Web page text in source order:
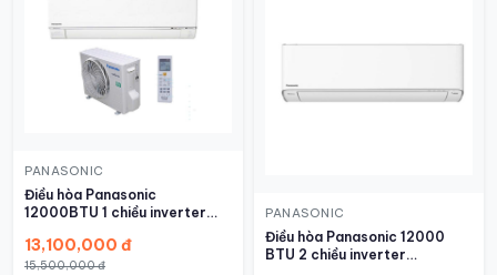
PANASONIC
Điều hòa Panasonic
12000BTU 1 chiều inverter
13,100,000 đ
15,500,000 đ
PANASONIC
Điều hòa Panasonic 12000
BTU 2 chiều inverter